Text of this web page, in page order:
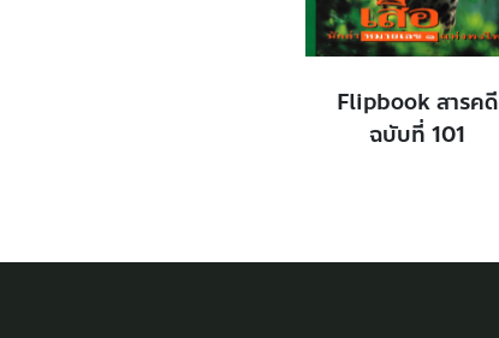
Flipbook สารคดี
ฉบับที่ 101